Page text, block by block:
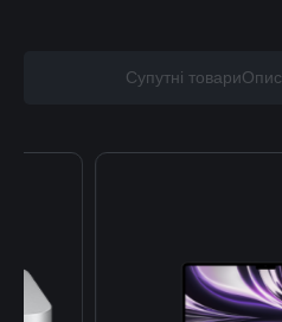
Супутні товариОпис